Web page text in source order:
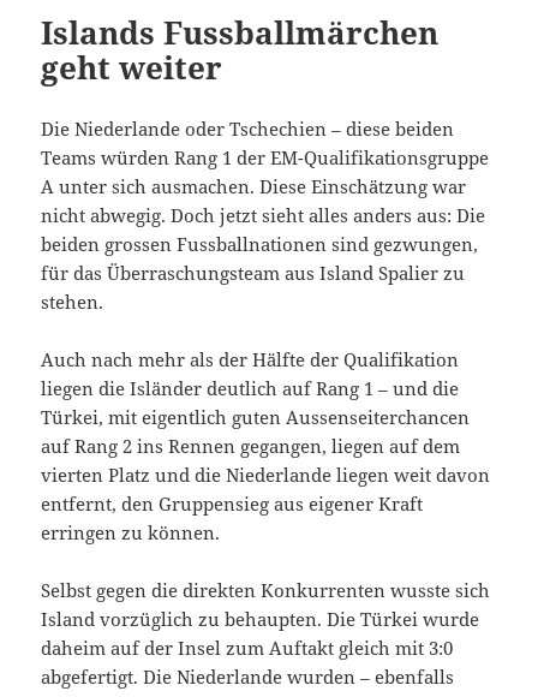
Islands Fussballmärchen
geht weiter
Die Niederlande oder Tschechien – diese beiden
Teams würden Rang 1 der EM-Qualifikationsgruppe
A unter sich ausmachen. Diese Einschätzung war
nicht abwegig. Doch jetzt sieht alles anders aus: Die
beiden grossen Fussballnationen sind gezwungen,
für das Überraschungsteam aus Island Spalier zu
stehen.
Auch nach mehr als der Hälfte der Qualifikation
liegen die Isländer deutlich auf Rang 1 – und die
Türkei, mit eigentlich guten Aussenseiterchancen
auf Rang 2 ins Rennen gegangen, liegen auf dem
vierten Platz und die Niederlande liegen weit davon
entfernt, den Gruppensieg aus eigener Kraft
erringen zu können.
Selbst gegen die direkten Konkurrenten wusste sich
Island vorzüglich zu behaupten. Die Türkei wurde
daheim auf der Insel zum Auftakt gleich mit 3:0
abgefertigt. Die Niederlande wurden – ebenfalls